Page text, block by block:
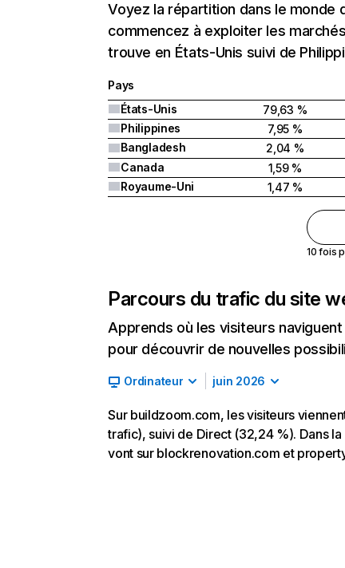
Voyez la répartition dans le
commencez à exploiter les
trouve en États-Unis suivi de
Pays
États-Unis
79,63 %
Philippines
7,95 %
Bangladesh
2,04 %
Canada
1,59 %
Royaume-Uni
1,47 %
10 fois
Parcours du trafic du site
Apprends où les visiteurs
pour découvrir de nouvelles
Ordinateur juin 2026
Sur buildzoom.com, les visiteurs
trafic), suivi de Direct (32,24 %). Dans
vont sur blockrenovation.com et